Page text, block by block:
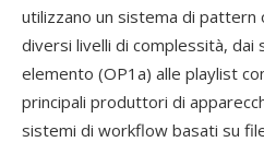
utilizzano un sistema di pattern
diversi livelli di complessità, dai
elemento (OP1a) alle playlist
principali produttori di
sistemi di workflow basati su